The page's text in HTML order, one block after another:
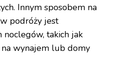
Innym sposobem na
podróży jest
noclegów, takich jak
na wynajem lub domy